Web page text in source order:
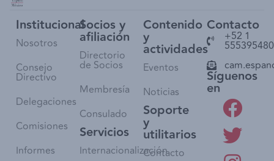
Institucional
Nosotros
Consejo
Directivo
Delegaciones
Comisiones
Informes
Socios y
afiliación
Directorio
de Socios
Membresía
Consulado
Servicios
Internacionalización
Contenido
y
actividades
Eventos
Noticias
Soporte
y
utilitarios
Contacto
Contacto
+52 1
Síguenos
en